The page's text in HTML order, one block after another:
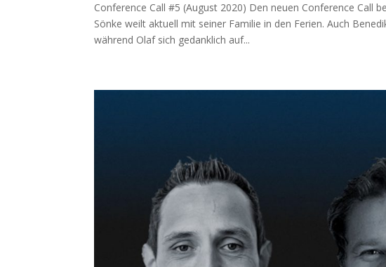
Conference Call #5 (August 2020) Den neuen Conference Call
Sönke weilt aktuell mit seiner Familie in den Ferien. Auch
während Olaf sich gedanklich auf...